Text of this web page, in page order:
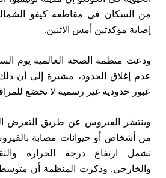
من السكان في مقاطعة كيفو
إصابة مؤكدتين أمس الاثنين.
ودعت منظمة الصحة العالمية يوم
عدم ‌إغلاق الحدود، مشيرة إلى أن
عبور حدودية غير رسمية لا تخضع
وينتشر الفيروس عن طريق التعرض
من أشخاص أو حيوانات ⁠مصابة
تشمل ارتفاع درجة الحرارة
والخارجي. وذكرت المنظمة أن متوسط